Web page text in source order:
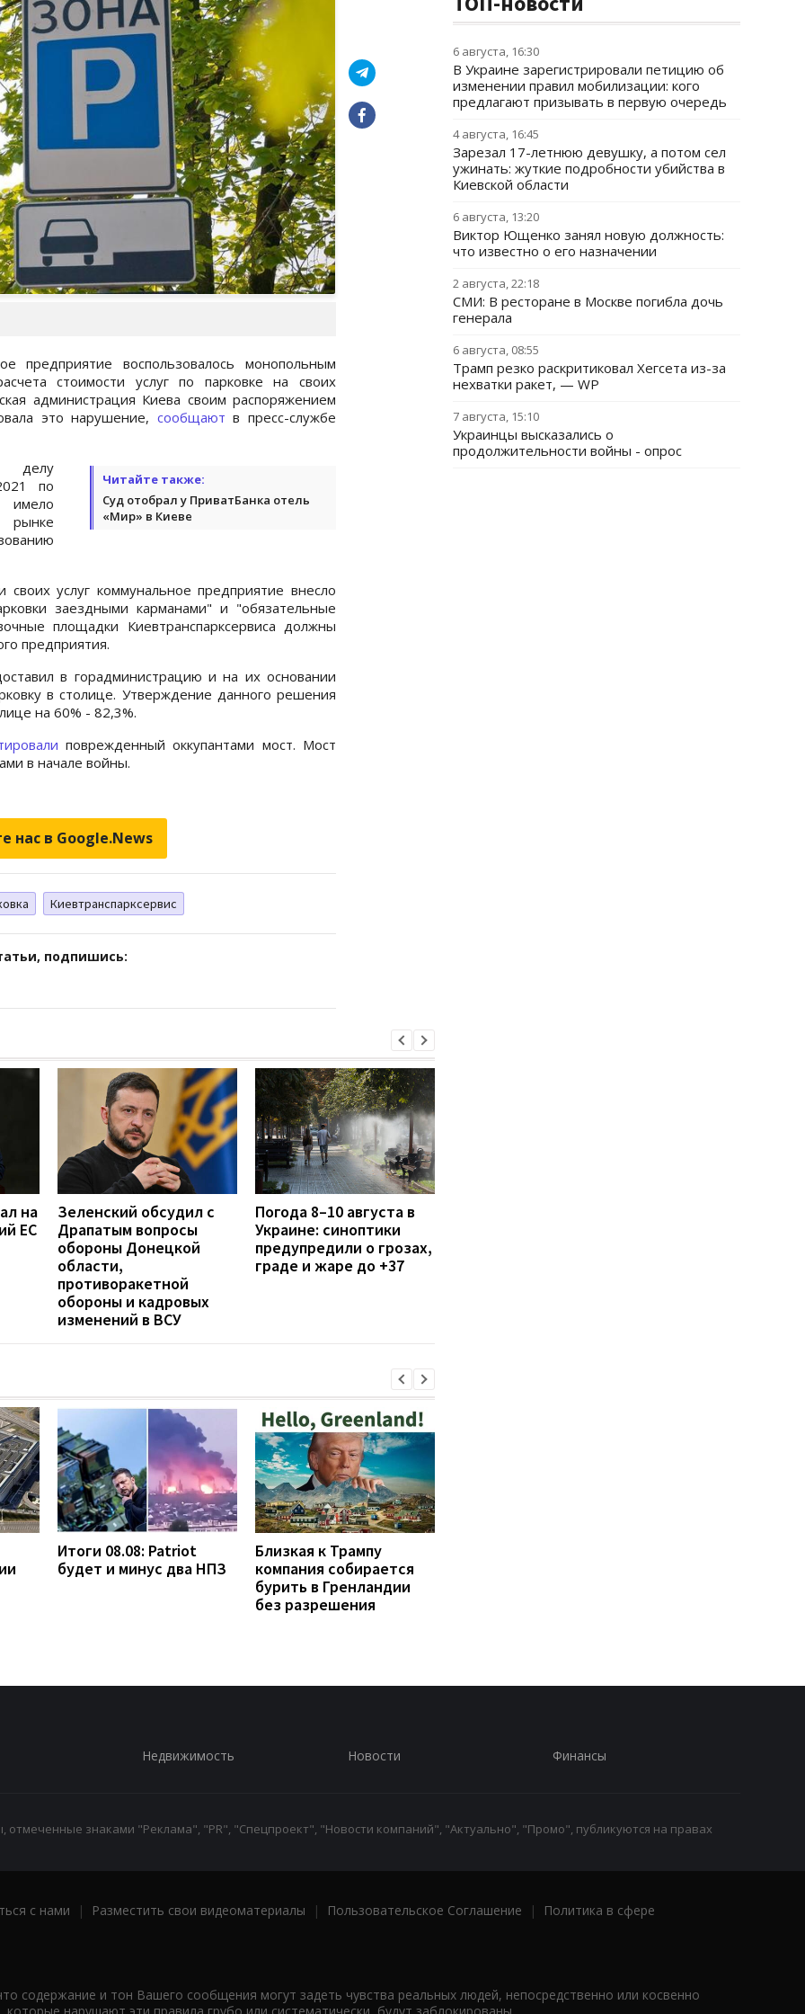
предприятие воспользовалось монопольным
стоимости услуг по парковке на своих
администрация Киева своим распоряжением
это нарушение, сообщают в пресс-службе
Читайте также:
Суд отобрал у ПриватБанка отель
«Мир» в Киеве
по
имело
услуг коммунальное предприятие внесло
заездными карманами" и "обязательные
площадки Киевтранспарксервиса должны
предприятия.
в горадминистрацию и на их основании
в столице. Утверждение данного решения
на 60% - 82,3%.
поврежденный оккупантами мост. Мост
в начале войны.
нас в Google.News
Киевтранспарксервис
подпишись:
на
ЕС
Зеленский обсудил с
Драпатым вопросы
обороны Донецкой
области,
противоракетной
обороны и кадровых
изменений в ВСУ
Погода 8–10 августа в
Украине: синоптики
предупредили о грозах,
граде и жаре до +37
Итоги 08.08: Patriot
будет и минус два НПЗ
Близкая к Трампу
компания собирается
бурить в Гренландии
без разрешения
6 августа, 16:30
В Украине зарегистрировали петицию об
изменении правил мобилизации: кого
предлагают призывать в первую очередь
4 августа, 16:45
Зарезал 17-летнюю девушку, а потом сел
ужинать: жуткие подробности убийства в
Киевской области
6 августа, 13:20
Виктор Ющенко занял новую должность:
что известно о его назначении
2 августа, 22:18
СМИ: В ресторане в Москве погибла дочь
генерала
6 августа, 08:55
Трамп резко раскритиковал Хегсета из-за
нехватки ракет, — WP
7 августа, 15:10
Украинцы высказались о
продолжительности войны - опрос
Недвижимость Новости Финансы
отмеченные знаками "Реклама", "PR", "Спецпроект", "Новости компаний", "Актуально", "Промо", публикуются на правах
с нами | Разместить свои видеоматериалы | Пользовательское Соглашение | Политика в сфере
содержание и тон Вашего сообщения могут задеть чувства реальных людей, непосредственно или косвенно